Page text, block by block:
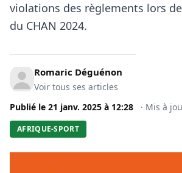
violations des règlements lors
du CHAN 2024.
Romaric Déguénon
Voir tous ses articles
Publié le 21 janv. 2025 à 12:28 · Mis à
AFRIQUE-SPORT